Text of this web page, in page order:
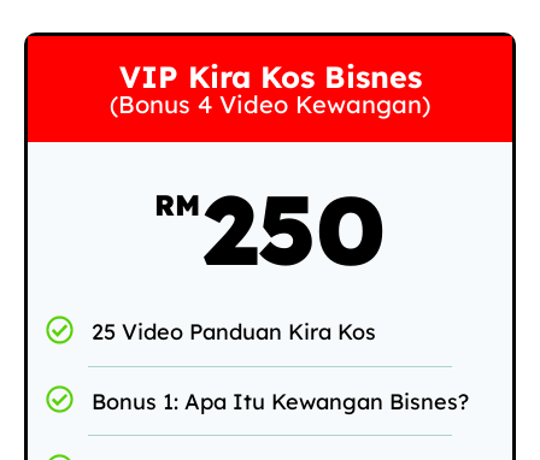
VIP Kira Kos Bisnes
(Bonus 4 Video Kewangan)
RM250
25 Video Panduan Kira Kos
Bonus 1: Apa Itu Kewangan Bisnes?